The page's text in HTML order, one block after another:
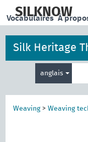
main
SILKNOW
Vocabulaires À
Silk Heritage
anglais
de
Weaving>Weaving